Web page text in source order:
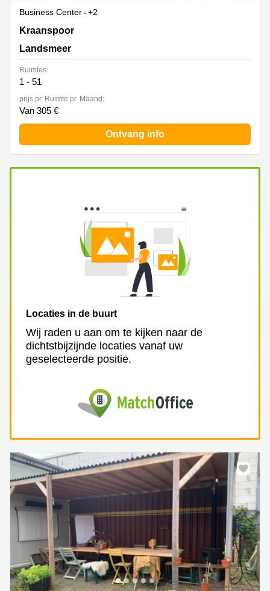
Business Center
+2
Kraanspoor 50, Landsmeer
Kraanspoor
Landsmeer
Ruimtes:
1 - 51
prijs pr. Ruimte pr. Maand:
Van 305 €
Ontvang info
Locaties in de buurt
Wij raden u aan om te kijken naar de
dichtstbijzijnde locaties vanaf uw
geselecteerde positie.